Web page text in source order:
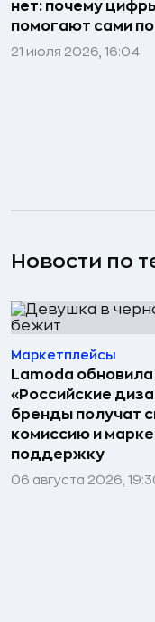
нет: почему
помогают сами
21 июля 2026, 16:04
Новости по
Маркетплейсы
Lamoda
«Российские
бренды получат
комиссию и
поддержку
06 августа 2026,